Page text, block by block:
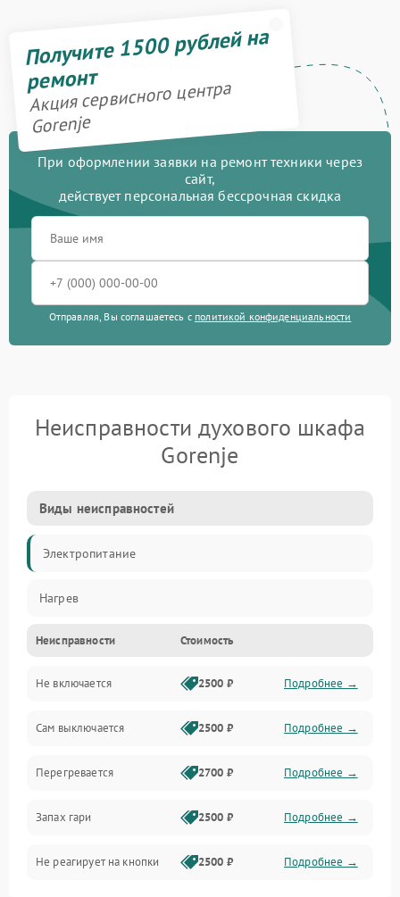
Получите 1500 рублей на
ремонт
Акция сервисного центра
Gorenje
При оформлении заявки на ремонт техники через
сайт,
действует персональная бессрочная скидка
Отправляя, Вы соглашаетесь с политикой конфиденциальности
Неисправности духового шкафа
Gorenje
Виды неисправностей
Электропитание
Нагрев
Неисправности Стоимость
Не включается 2500 ₽ Подробнее →
Сам выключается 2500 ₽ Подробнее →
Перегревается 2700 ₽ Подробнее →
Запах гари 2500 ₽ Подробнее →
Не реагирует на кнопки 2500 ₽ Подробнее →